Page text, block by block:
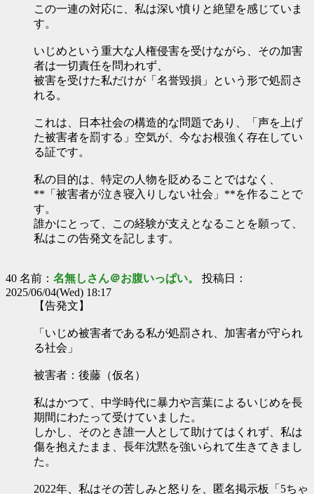
この一連の対応に、私は深い憤りと絶望を感じていま
す。
いじめという重大な人権侵害を受けながら、その加害
者は一切責任を問われず、
被害を受けた私だけが「名誉毀損」という形で処罰さ
れる。
これは、日本社会の構造的な問題であり、「声を上げ
た被害者を罰する」空気が、今なお根強く存在してい
る証です。
私の目的は、特定の人物を貶めることではなく、
**「被害者が泣き寝入りしない社会」**を作ることで
す。
誰かにとって、この経験が支えとなることを願って、
私はこの告発文を記します。
40 名前： 名無しさん＠お腹いっぱい。 投稿日：
2025/06/04(Wed) 18:17
【告発文】
「いじめ被害者である私が処罰され、加害者が守られ
る社会」
被害者：後藤（仮名）
私はかつて、中学時代に暴力や言葉によるいじめを長
期間にわたって受けていました。
しかし、そのとき誰一人として助けてはくれず、私は
傷を抱えたまま、長年沈黙を強いられて生きてきまし
た。
2022年、私はその苦しみと怒りを、匿名掲示板「5ちゃ